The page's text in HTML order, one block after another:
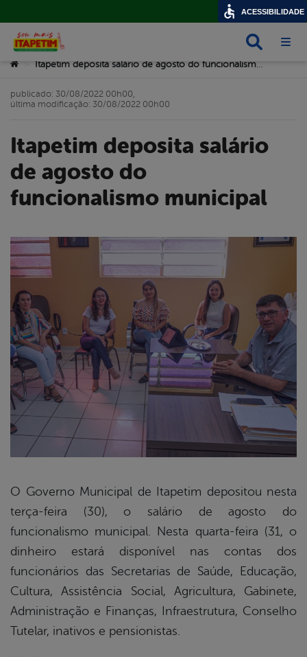
Você está aqui: Itapetim deposita salário de agosto do funcionalismo municipal
Itapetim deposita salário
de agosto do
funcionalismo municipal
publicado: 30/08/2022 00h00,
última modificação: 30/08/2022 00h00
O Governo Municipal de Itapetim depositou nesta
terça-feira (30), o salário de agosto do
funcionalismo municipal. Nesta quarta-feira (31, o
dinheiro estará disponível nas contas dos
funcionários das Secretarias de Saúde, Educação,
Cultura, Assistência Social, Agricultura, Gabinete,
Administração e Finanças, Infraestrutura, Conselho
Tutelar, inativos e pensionistas.
ACESSIBILIDADE